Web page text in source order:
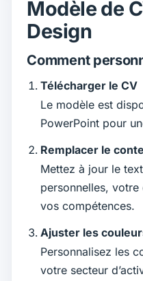
Modèle de
Design
Comment
Télécharger le CV
Le modèle est
PowerPoint pour
Remplacer le
Mettez à jour le
personnelles,
vos compétences.
Ajuster les
Personnalisez les
votre secteur